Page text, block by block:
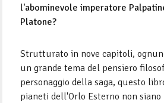
l'abominevole imperatore
Platone?
Strutturato in nove capitoli,
un grande tema del pensiero
personaggio della saga, questo
pianeti dell'Orlo Esterno non